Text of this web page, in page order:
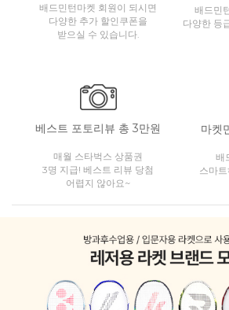
배드민턴마켓 회원이 되시면
다양한 추가 할인쿠폰을
받으실 수 있습니다.
배드민
다양한 등
베스트 포토리뷰 총 3만원
매월 스타벅스 상품권
3명 지급! 베스트 리뷰 당첨
어렵지 않아요~
마켓
배
스마